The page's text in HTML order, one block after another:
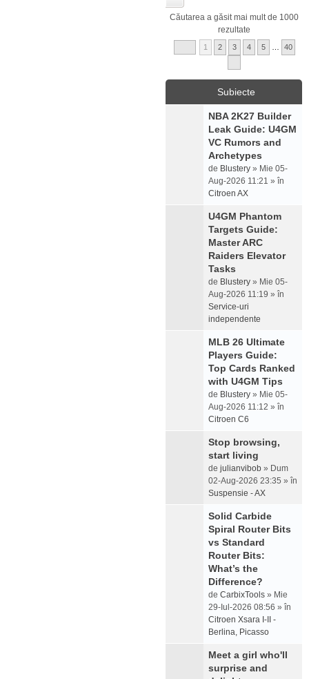
Căutarea a găsit mai mult de 1000
rezultate
1 2 3 4 5 40
Subiecte
NBA 2K27 Builder
Leak Guide: U4GM
VC Rumors and
Archetypes
de Blustery » Mie 05-
Aug-2026 11:21 » în
Citroen AX
U4GM Phantom
Targets Guide:
Master ARC
Raiders Elevator
Tasks
de Blustery » Mie 05-
Aug-2026 11:19 » în
Service-uri
independente
MLB 26 Ultimate
Players Guide:
Top Cards Ranked
with U4GM Tips
de Blustery » Mie 05-
Aug-2026 11:12 » în
Citroen C6
Stop browsing,
start living
de julianvibob » Dum
02-Aug-2026 23:35 » în
Suspensie - AX
Solid Carbide
Spiral Router Bits
vs Standard
Router Bits:
What’s the
Difference?
de CarbixTools » Mie
29-Iul-2026 08:56 » în
Citroen Xsara I-II -
Berlina, Picasso
Meet a girl who'll
surprise and